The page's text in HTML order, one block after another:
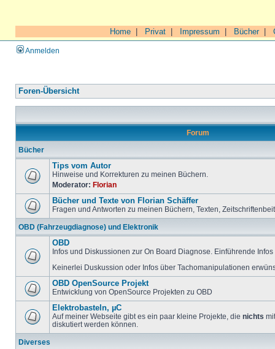
Home Privat Impressum Bücher|
Anmelden
Foren-Übersicht
Forum
Bücher
Tips vom Autor
Hinweise und Korrekturen zu meinen Büchern.
Moderator: Florian
Bücher und Texte von Florian Schäffer
Fragen und Antworten zu meinen Büchern, Texten,
OBD (Fahrzeugdiagnose) und Elektronik
OBD
Infos und Diskussionen zur On Board Diagnose. Einführende
Keinerlei Duskussion oder Infos über Tachomanipulationen
OBD OpenSource Projekt
Entwicklung von OpenSource Projekten zu OBD
Elektrobasteln, µC
Auf meiner Webseite gibt es ein paar kleine Projekte, die nichts
diskutiert werden können.
Diverses